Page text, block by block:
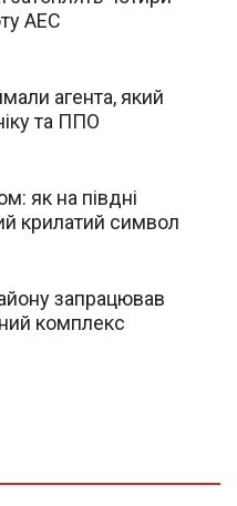
АЕС
агента, який
та ППО
як на півдні
крилатий символ
запрацював
комплекс